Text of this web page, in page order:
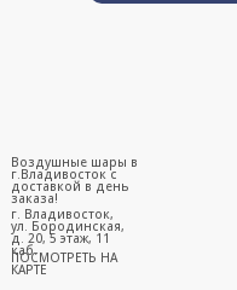
г. Владивосток,
ул. Бородинская,
д. 20, 5 этаж, 11
каб.
ПОСМОТРЕТЬ НА
КАРТЕ
Воздушные шары в
г.Владивосток с
доставкой в день
заказа!